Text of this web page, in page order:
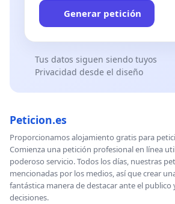
Generar petición
Tus datos siguen siendo tuyos
Privacidad desde el diseño
Peticion.es
Proporcionamos alojamiento gratis para
Comienza una petición profesional en línea
poderoso servicio. Todos los días, nuestras
mencionadas por los medios, así que crear
fantástica manera de destacar ante el publico
decisiones.